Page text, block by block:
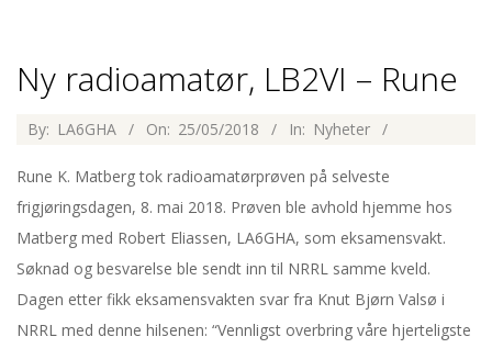
Ny radioamatør, LB2VI – Rune
2018-
By: LA6GHA On: 25/05/2018 In: Nyheter
Rune K. Matberg tok radioamatørprøven på selveste
frigjøringsdagen, 8. mai 2018. Prøven ble avhold hjemme hos
Matberg med Robert Eliassen, LA6GHA, som eksamensvakt.
Søknad og besvarelse ble sendt inn til NRRL samme kveld.
Dagen etter fikk eksamensvakten svar fra Knut Bjørn Valsø i
NRRL med denne hilsenen: “Vennligst overbring våre hjerteligste